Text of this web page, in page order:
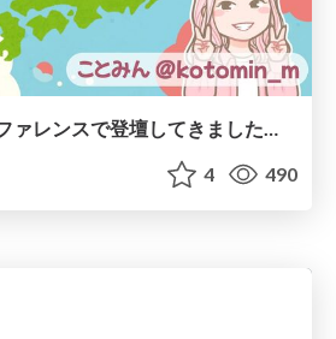
初めての海外カンファレンスで登壇してきました！in ポーランド
4 490